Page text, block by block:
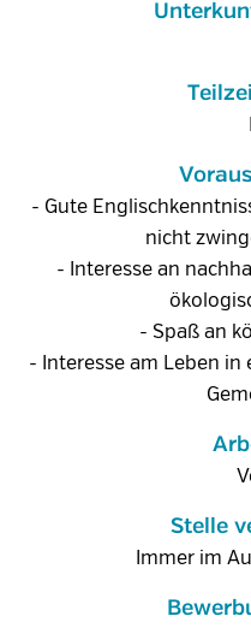
- Gute
nicht
- Interesse an
- Spaß an
- Interesse am Leben
Stelle
Immer im